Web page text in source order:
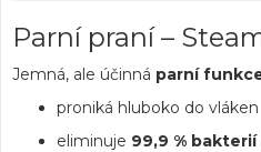
Parní praní –
Jemná, ale účinná parní
proniká hluboko do vláken
eliminuje 99,9 % bakterií